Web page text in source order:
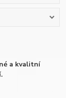
a kvalitní